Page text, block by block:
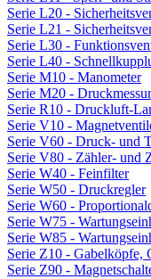
Serie L20 -
Serie L21 -
Serie L30 -
Serie L40 -
Serie M10 - Manometer
Serie M20 -
Serie R10 - Druckluft-
Serie V10 -
Serie V60 - Druck- und
Serie V80 - Zähler- und
Serie W40 - Feinfilter
Serie W50 - Druckregler
Serie W60 -
Serie W75 -
Serie W85 -
Serie Z10 - Gabelköpfe,
Serie Z90 -